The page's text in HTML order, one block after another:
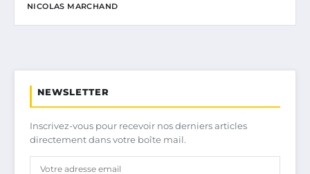
NICOLAS MARCHAND
NEWSLETTER
Inscrivez-vous pour recevoir nos derniers articles
directement dans votre boîte mail.